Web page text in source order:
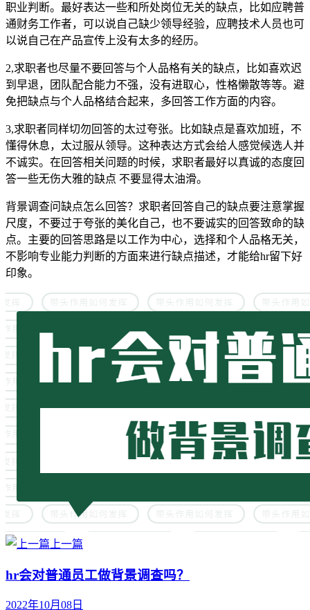
职业判断。最好表达一些和所处岗位无关的缺点，比如应聘普
通财务工作者，可以说自己缺少领导经验，应聘技术人员也可
以说自己在产品宣传上没有太多的经历。
2,求职者也尽量不要回答与个人品格有关的缺点，比如喜欢迟
到早退，团队配合能力不强，没有进取心，性格懒散等等。避
免把缺点与个人品格结合起来，多回答工作方面的内容。
3,求职者同样切勿回答的太过夸张。比如缺点是喜欢加班，不
懂得休息，太过服从领导。这种表达方式会给人感觉候选人并
不诚实。在回答相关问题的时候，求职者最好以真诚的态度回
答一些无伤大雅的缺点 不要显得太油滑。
背景调查问缺点怎么回答？求职者回答自己的缺点要注意掌握
尺度，不要过于夸张的美化自己，也不要诚实的回答致命的缺
点。主要的回答思路是以工作为中心，选择和个人品格无关，
不影响专业能力判断的方面来进行缺点描述，才能给hr留下好
印象。
上一篇
hr会对普通员工做背景调查吗？
2022年10月08日